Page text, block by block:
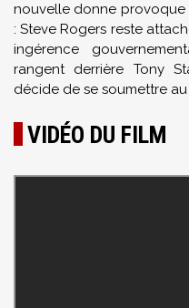
nouvelle donne provoque
: Steve Rogers reste
ingérence
rangent derrière Tony
décide de se soumettre
VIDÉO DU FILM